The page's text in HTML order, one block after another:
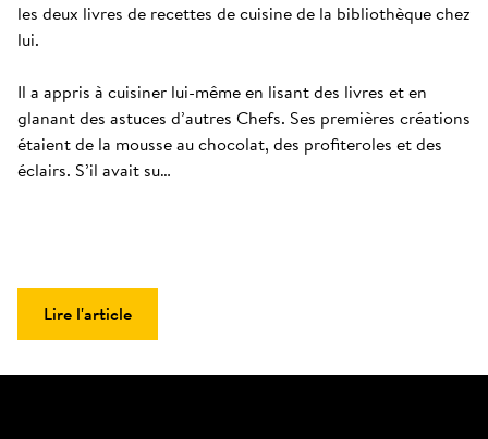
les deux livres de recettes de cuisine de la bibliothèque chez
lui.
Il a appris à cuisiner lui-même en lisant des livres et en
glanant des astuces d’autres Chefs. Ses premières créations
étaient de la mousse au chocolat, des profiteroles et des
éclairs. S’il avait su…
Lire l'article